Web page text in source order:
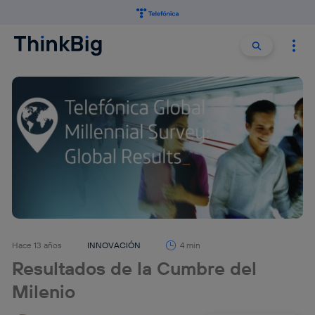
Buscar
Hace 13 años INNOVACIÓN 4 min
Resultados de la Cumbre del
Milenio